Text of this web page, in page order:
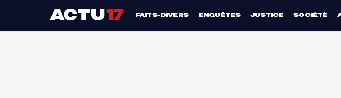
FAITS-DIVERS ENQUÊTES JUSTICE SOCIÉTÉ